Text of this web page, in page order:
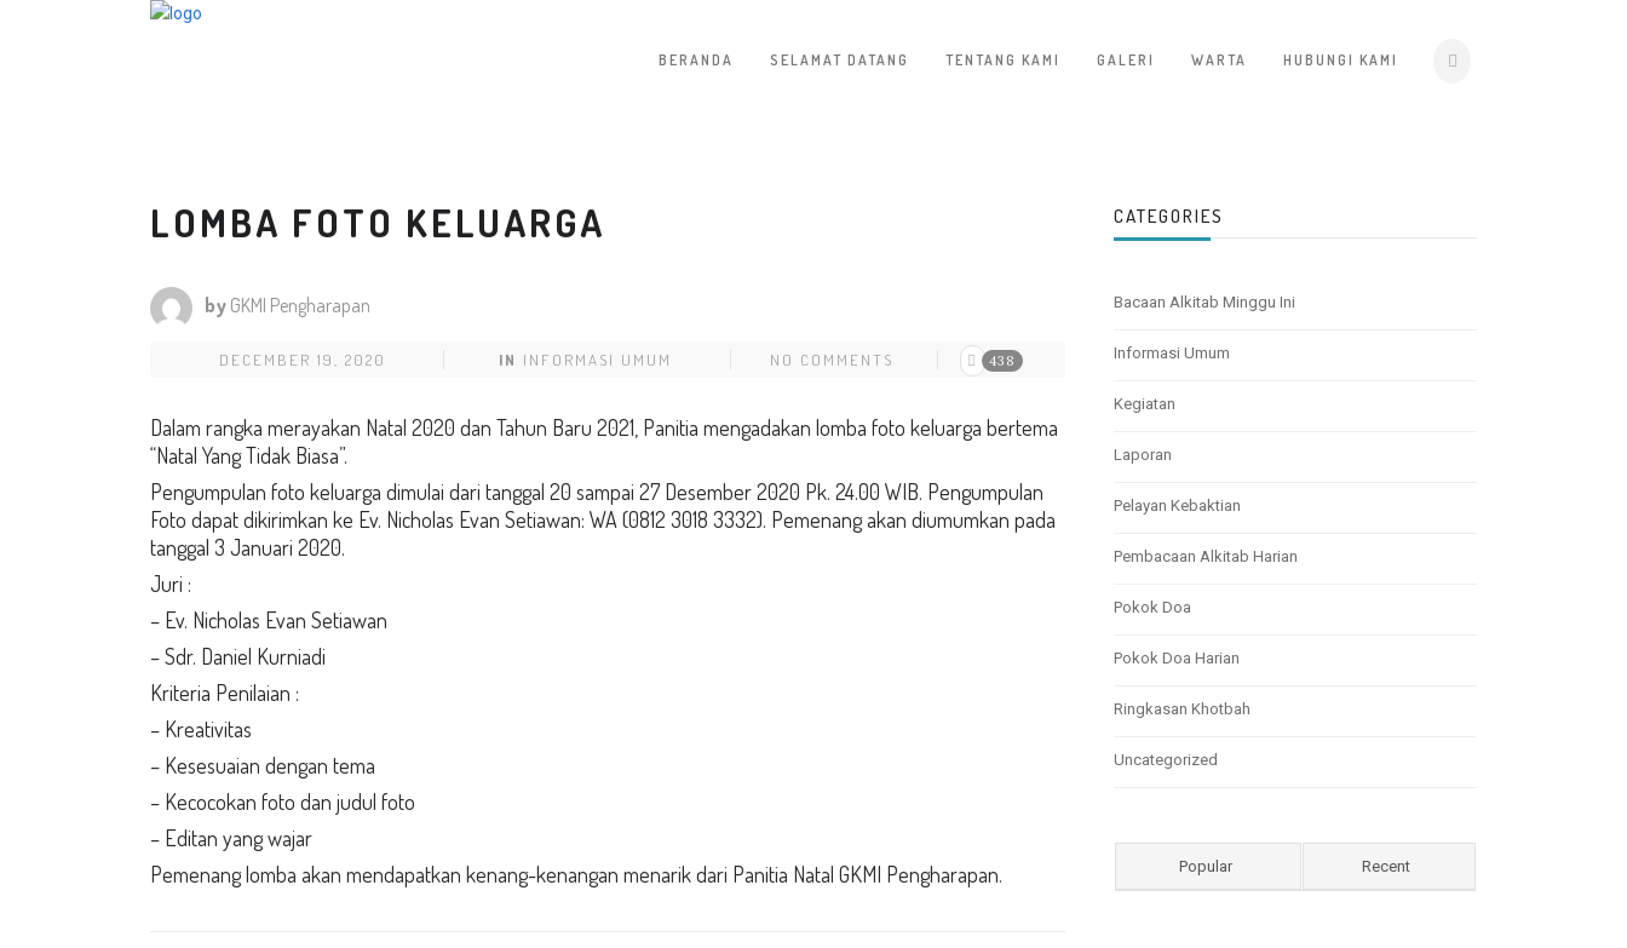
BERANDA SELAMAT DATANG TENTANG KAMI GALERI WARTA HUBUNGI KAMI
LOMBA FOTO KELUARGA
by GKMI Pengharapan
DECEMBER 19, 2020 IN INFORMASI UMUM NO COMMENTS 438
Dalam rangka merayakan Natal 2020 dan Tahun Baru 2021, Panitia mengadakan lomba foto keluarga bertema
“Natal Yang Tidak Biasa”.
Pengumpulan foto keluarga dimulai dari tanggal 20 sampai 27 Desember 2020 Pk. 24.00 WIB. Pengumpulan
Foto dapat dikirimkan ke Ev. Nicholas Evan Setiawan: WA (0812 3018 3332). Pemenang akan diumumkan pada
tanggal 3 Januari 2020.
Juri :
– Ev. Nicholas Evan Setiawan
– Sdr. Daniel Kurniadi
Kriteria Penilaian :
– Kreativitas
– Kesesuaian dengan tema
– Kecocokan foto dan judul foto
– Editan yang wajar
Pemenang lomba akan mendapatkan kenang-kenangan menarik dari Panitia Natal GKMI Pengharapan.
CATEGORIES
Bacaan Alkitab Minggu Ini
Informasi Umum
Kegiatan
Laporan
Pelayan Kebaktian
Pembacaan Alkitab Harian
Pokok Doa
Pokok Doa Harian
Ringkasan Khotbah
Uncategorized
Popular Recent